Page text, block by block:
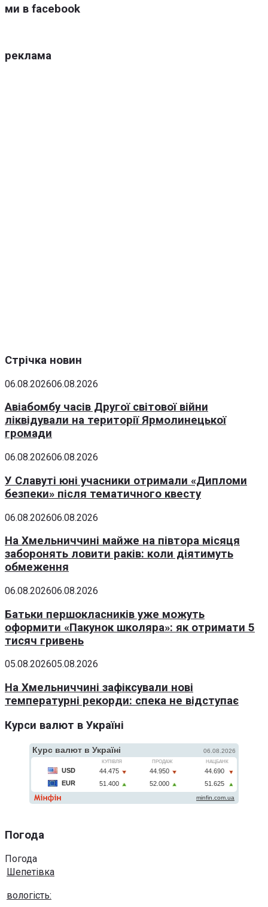
ми в facebook
реклама
Стрічка новин
06.08.202606.08.2026
Авіабомбу часів Другої світової війни
ліквідували на території Ярмолинецької
громади
06.08.202606.08.2026
У Славуті юні учасники отримали «Дипломи
безпеки» після тематичного квесту
06.08.202606.08.2026
На Хмельниччині майже на півтора місяця
заборонять ловити раків: коли діятимуть
обмеження
06.08.202606.08.2026
Батьки першокласників уже можуть
оформити «Пакунок школяра»: як отримати 5
тисяч гривень
05.08.202605.08.2026
На Хмельниччині зафіксували нові
температурні рекорди: спека не відступає
Курси валют в Україні
Погода
Погода
Шепетівка
вологість: